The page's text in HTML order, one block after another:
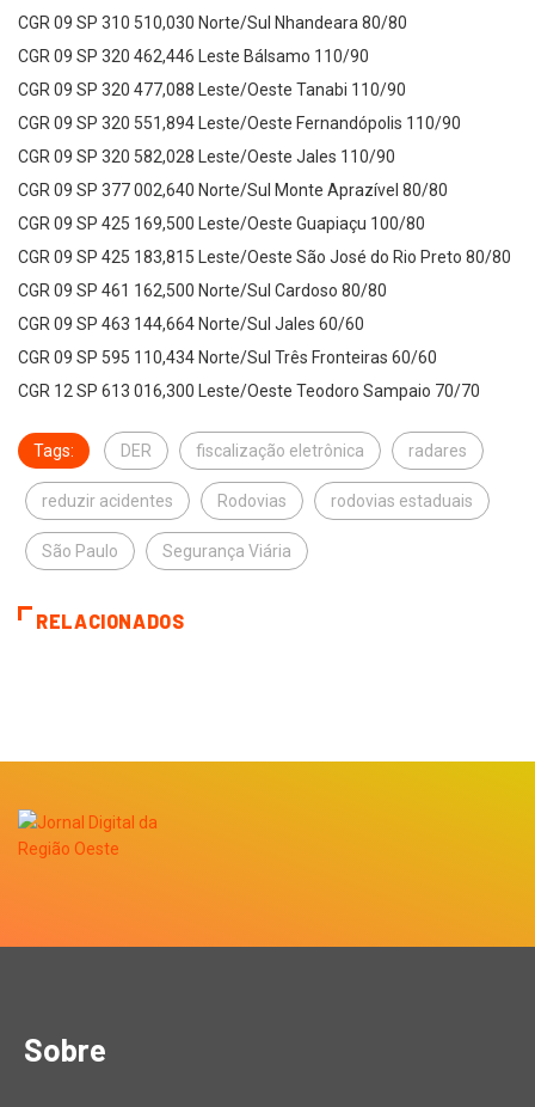
CGR 09 SP 310 510,030 Norte/Sul Nhandeara 80/80
CGR 09 SP 320 462,446 Leste Bálsamo 110/90
CGR 09 SP 320 477,088 Leste/Oeste Tanabi 110/90
CGR 09 SP 320 551,894 Leste/Oeste Fernandópolis 110/90
CGR 09 SP 320 582,028 Leste/Oeste Jales 110/90
CGR 09 SP 377 002,640 Norte/Sul Monte Aprazível 80/80
CGR 09 SP 425 169,500 Leste/Oeste Guapiaçu 100/80
CGR 09 SP 425 183,815 Leste/Oeste São José do Rio Preto 80/80
CGR 09 SP 461 162,500 Norte/Sul Cardoso 80/80
CGR 09 SP 463 144,664 Norte/Sul Jales 60/60
CGR 09 SP 595 110,434 Norte/Sul Três Fronteiras 60/60
CGR 12 SP 613 016,300 Leste/Oeste Teodoro Sampaio 70/70
Tags: DER fiscalização eletrônica radares
reduzir acidentes Rodovias rodovias estaduais
São Paulo Segurança Viária
RELACIONADOS
Sobre